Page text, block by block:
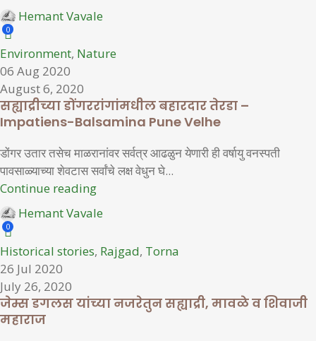
Hemant Vavale
0
Environment, Nature
06 Aug 2020
August 6, 2020
सह्याद्रीच्या डोंगररांगांमधील बहारदार तेरडा –
Impatiens-Balsamina Pune Velhe
डोंगर उतार तसेच माळरानांवर सर्वत्र आढळुन येणारी ही वर्षायु वनस्पती
पावसाळ्याच्या शेवटास सर्वांचे लक्ष वेधुन घे...
Continue reading
Hemant Vavale
0
Historical stories, Rajgad, Torna
26 Jul 2020
July 26, 2020
जेम्स डगलस यांच्या नजरेतुन सह्याद्री, मावळे व शिवाजी
महाराज